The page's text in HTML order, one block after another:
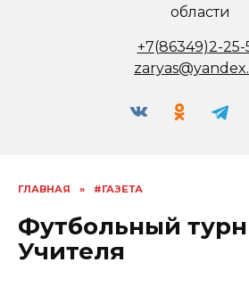
области
+7(86349)2-25-
ГЛАВНАЯ » #ГАЗЕТА
Футбольный
Учителя